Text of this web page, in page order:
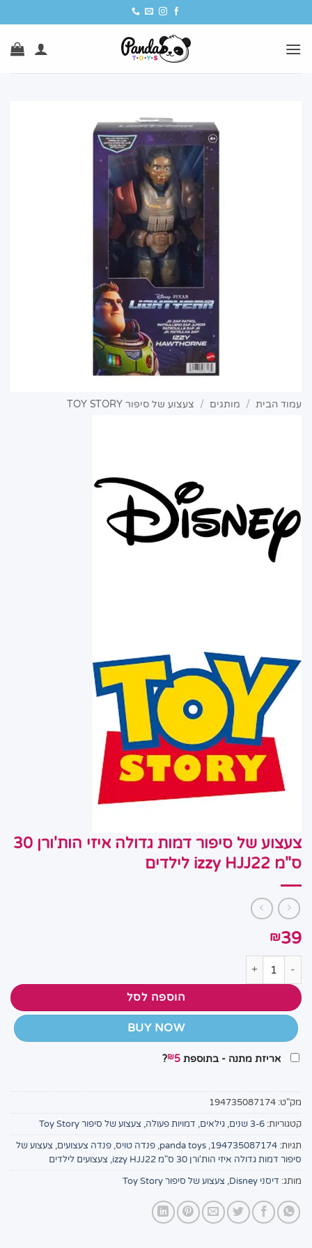
to
content
עמוד הבית / מותגים / צעצוע של סיפור TOY STORY
צעצוע של סיפור דמות גדולה איזי הות'ורן 30
ס"מ izzy HJJ22 לילדים
₪39
כמות של צעצוע של סיפור דמות גדולה איזי הות'ורן 30 ס"מ izzy HJJ22 לילדים
הוספה לסל
BUY NOW
אריזת מתנה - בתוספת ₪5
?
מק"ט: 194735087174
קטגוריות: 3-6 שנים , גילאים, דמויות פעולה, צעצוע של סיפור Toy Story
תגיות: 194735087174
,
panda toys
, פנדה טויס, פנדה צעצועים, צעצוע של
סיפור דמות גדולה איזי הות'ורן 30 ס"מ izzy HJJ22
, צעצועים לילדים
מותג: דיסני Disney , צעצוע של סיפור Toy Story